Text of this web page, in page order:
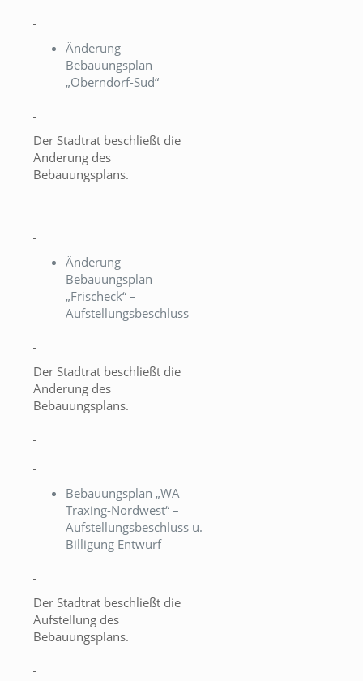
Änderung
Bebauungsplan
„Oberndorf-Süd“
Der Stadtrat beschließt die
Änderung des
Bebauungsplans.
Änderung
Bebauungsplan
„Frischeck“ –
Aufstellungsbeschluss
Der Stadtrat beschließt die
Änderung des
Bebauungsplans.
Bebauungsplan „WA
Traxing-Nordwest“ –
Aufstellungsbeschluss u.
Billigung Entwurf
Der Stadtrat beschließt die
Aufstellung des
Bebauungsplans.